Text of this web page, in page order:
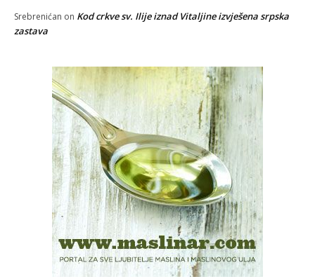
Srebrenićan on Kod crkve sv. Ilije iznad Vitaljine izvješena srpska
zastava